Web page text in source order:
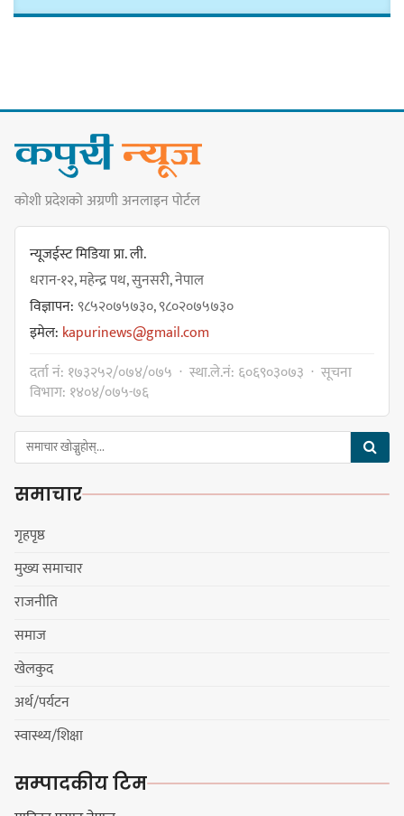
बास्केटबलको उपाधि
प्रभातलाई,पाराडाइज उपविजेतामा
सीमित
हर्क साम्पाङको क्युआरटी विघटन गर्ने
विज्ञप्ती
डिपो बास्केटबलको फाइनलमा प्रभात र
पाराडाइज भिड्ने
हिमालयन मेघा,हिमशिखर, पाराडाइज र
जनालाई विद्वत सम्मान
कोशी प्रदेशको अग्रणी अनलाइन पोर्टल
न्यूजईस्ट मिडिया प्रा. ली.
धरान-१२, महेन्द्र पथ, सुनसरी, नेपाल
विज्ञापन:९८५२०७५७३०, ९८०२०७५७३०
इमेल: kapurinews@gmail.com
दर्ता नं: १७३२५२/०७४/०७५ · स्था.ले.नं: ६०६९०३०७३ · सूचना
विभाग: १४०४/०७५-७६
समाचार
गृहपृष्ठ
मुख्य समाचार
राजनीति
समाज
खेलकुद
अर्थ/पर्यटन
स्वास्थ्य/शिक्षा
सम्पादकीय टिम